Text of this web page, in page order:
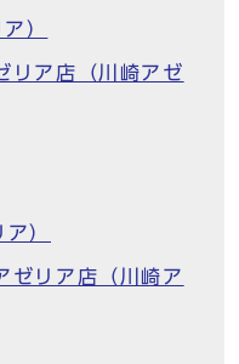
）
リア店（川崎アゼ
）
ゼリア店（川崎ア